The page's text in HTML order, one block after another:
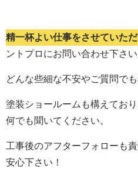
精一杯よい仕事をさせていた
ントプロにお問い合わせ下さい
どんな些細な不安やご質問でも
塗装ショールームも構えてお
何でも聞いてください。
工事後のアフターフォローも
安心下さい！